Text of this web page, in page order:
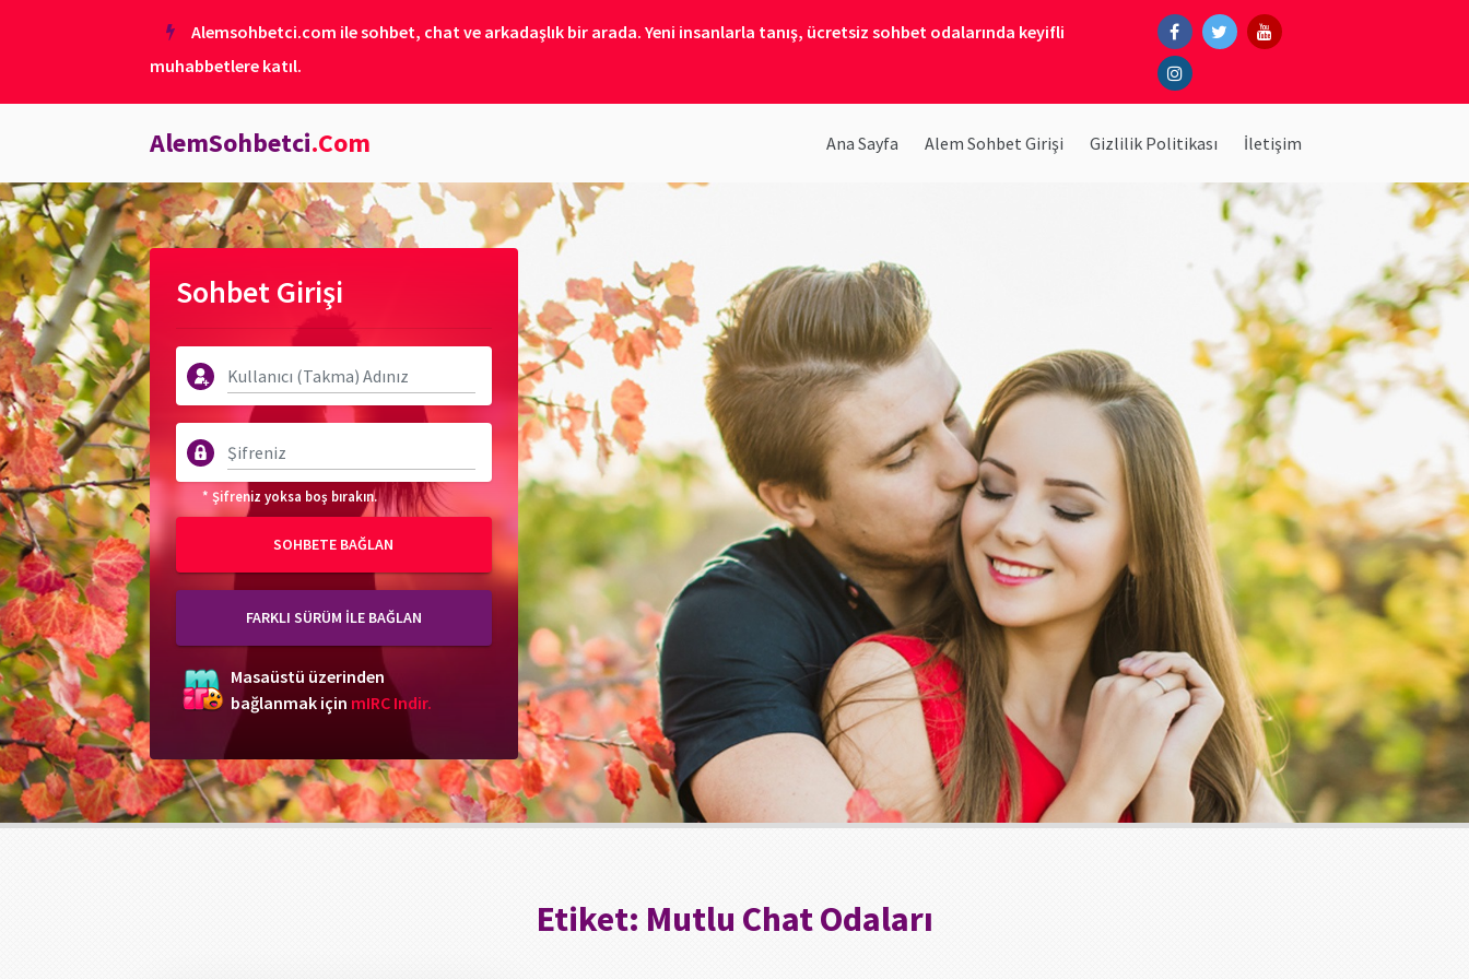
Alemsohbetci.com ile sohbet, chat ve arkadaşlık bir arada. Yeni insanlarla tanış, ücretsiz sohbet odalarında keyifli
muhabbetlere katıl.
AlemSohbetci.Com Ana Sayfa Alem Sohbet Girişi Gizlilik Politikası İletişim
Sohbet Girişi
* Şifreniz yoksa boş bırakın.
SOHBETE BAĞLAN
FARKLI SÜRÜM İLE BAĞLAN
Masaüstü üzerinden
bağlanmak için mIRC Indir.
Etiket: Mutlu Chat Odaları